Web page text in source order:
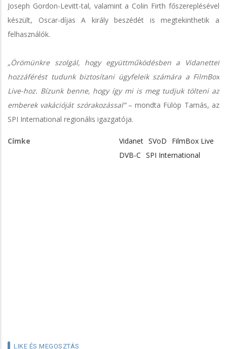
Joseph Gordon-Levitt-tal, valamint a Colin Firth főszereplésével
készült, Oscar-díjas A király beszédét is megtekinthetik a
felhasználók.
„Örömünkre szolgál, hogy együttműködésben a Vidanettel
hozzáférést tudunk biztosítani ügyfeleik számára a FilmBox
Live-hoz. Bízunk benne, hogy így mi is meg tudjuk tölteni az
emberek vakációját szórakozással”– mondta Fülöp Tamás, az
SPI International regionális igazgatója.
Címke Vidanet SVoD
FilmBox Live
DVB-C SPI International
LIKE ÉS MEGOSZTÁS